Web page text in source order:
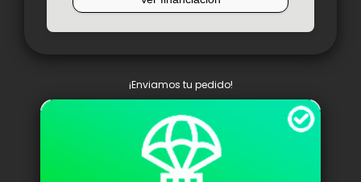
¡Enviamos tu pedido!